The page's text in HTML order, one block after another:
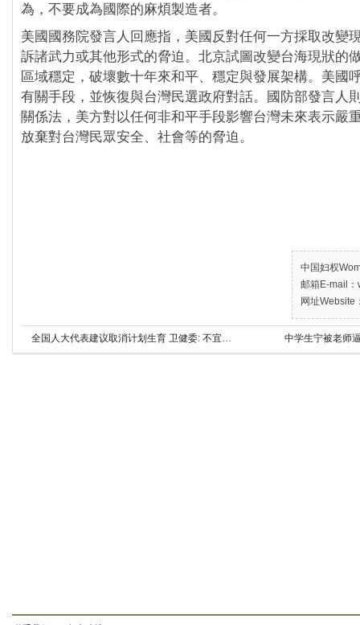
為，不要成為國際的麻煩製造者。
美國國務院發言人回應指，美國反對任何一方採取改變
訴諸武力或其他形式的脅迫。北京試圖改變台海現狀的
區域穩定，破壞數十年來和平、穩定與發展架構。美國
有關手段，並恢復與台灣民選政府對話。國防部發言人
關係法，美方對以任何非和平手段影響台灣未來表示嚴
放棄對台灣民眾安全、社會等的脅迫。
中国妇权
邮箱E-mail
网址Website
全国人大代表建议取消计划生育 卫健委: 不宜全删 中学生宁被老师